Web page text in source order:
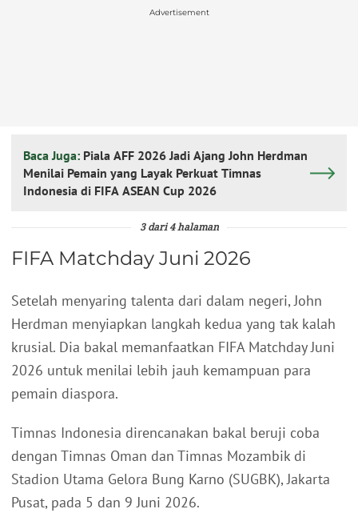
Advertisement
Baca Juga: Piala AFF 2026 Jadi Ajang John Herdman
Menilai Pemain yang Layak Perkuat Timnas
Indonesia di FIFA ASEAN Cup 2026
3 dari 4 halaman
FIFA Matchday Juni 2026
Setelah menyaring talenta dari dalam negeri, John
Herdman menyiapkan langkah kedua yang tak kalah
krusial. Dia bakal memanfaatkan FIFA Matchday Juni
2026 untuk menilai lebih jauh kemampuan para
pemain diaspora.
Timnas Indonesia direncanakan bakal beruji coba
dengan Timnas Oman dan Timnas Mozambik di
Stadion Utama Gelora Bung Karno (SUGBK), Jakarta
Pusat, pada 5 dan 9 Juni 2026.